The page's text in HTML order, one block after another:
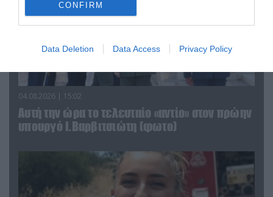
CONFIRM
Data Deletion Data Access Privacy Policy
04.08.2026 | 15:02
Αυτή την ώρα το τελευταίο «αντίο» στον πρώην
υπουργό Ι.Βαρβιτσιώτη (φωτο)